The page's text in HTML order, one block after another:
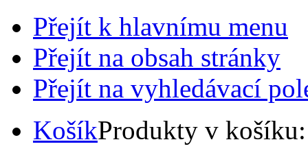
Přejít k hlavnímu menu
Přejít na obsah stránky
Přejít na vyhledávací
KošíkProdukty v